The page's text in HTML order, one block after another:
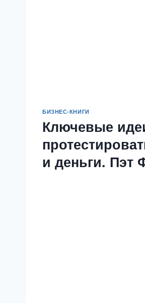
БИЗНЕС-КНИГИ
Ключевые
и деньги. Пэт